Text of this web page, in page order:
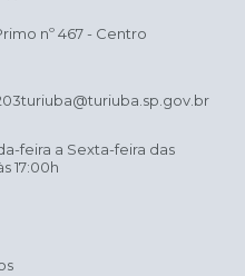
nº 467 - Centro
turiuba@turiuba.sp.gov.br
feira a Sexta-feira das
17:00h